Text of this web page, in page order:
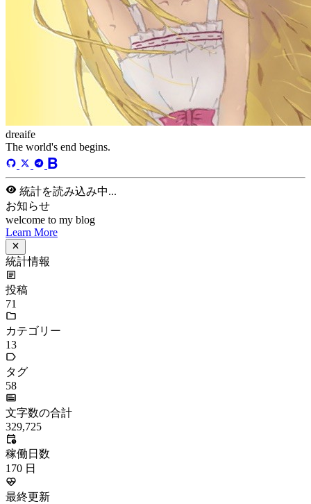
dreaife
The world's end begins.
統計を読み込み中...
お知らせ
welcome to my blog
Learn More
統計情報
投稿
71
カテゴリー
13
タグ
58
文字数の合計
329,725
稼働日数
170 日
最終更新